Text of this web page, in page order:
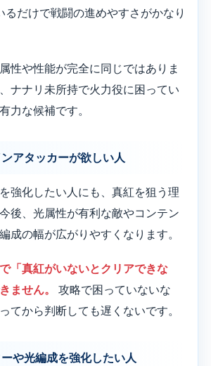
るだけで戦闘の進めやすさがかなり
性や性能が完全に同じではありま
ナナリ未所持で火力役に困ってい
力な候補です。
アタッカーが欲しい人
強化したい人にも、真紅を狙う理
後、光属性が有利な敵やコンテン
成の幅が広がりやすくなります。
「真紅がいないとクリアできな
ません。
攻略で困っていないな
てから判断しても遅くないです。
や光編成を強化したい人